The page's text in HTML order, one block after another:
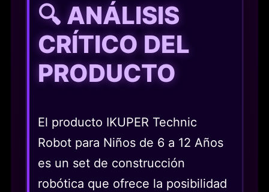
🔍 ANÁLISIS
CRÍTICO DEL
PRODUCTO
El producto IKUPER Technic
Robot para Niños de 6 a 12 Años
es un set de construcción
robótica que ofrece la posibilidad